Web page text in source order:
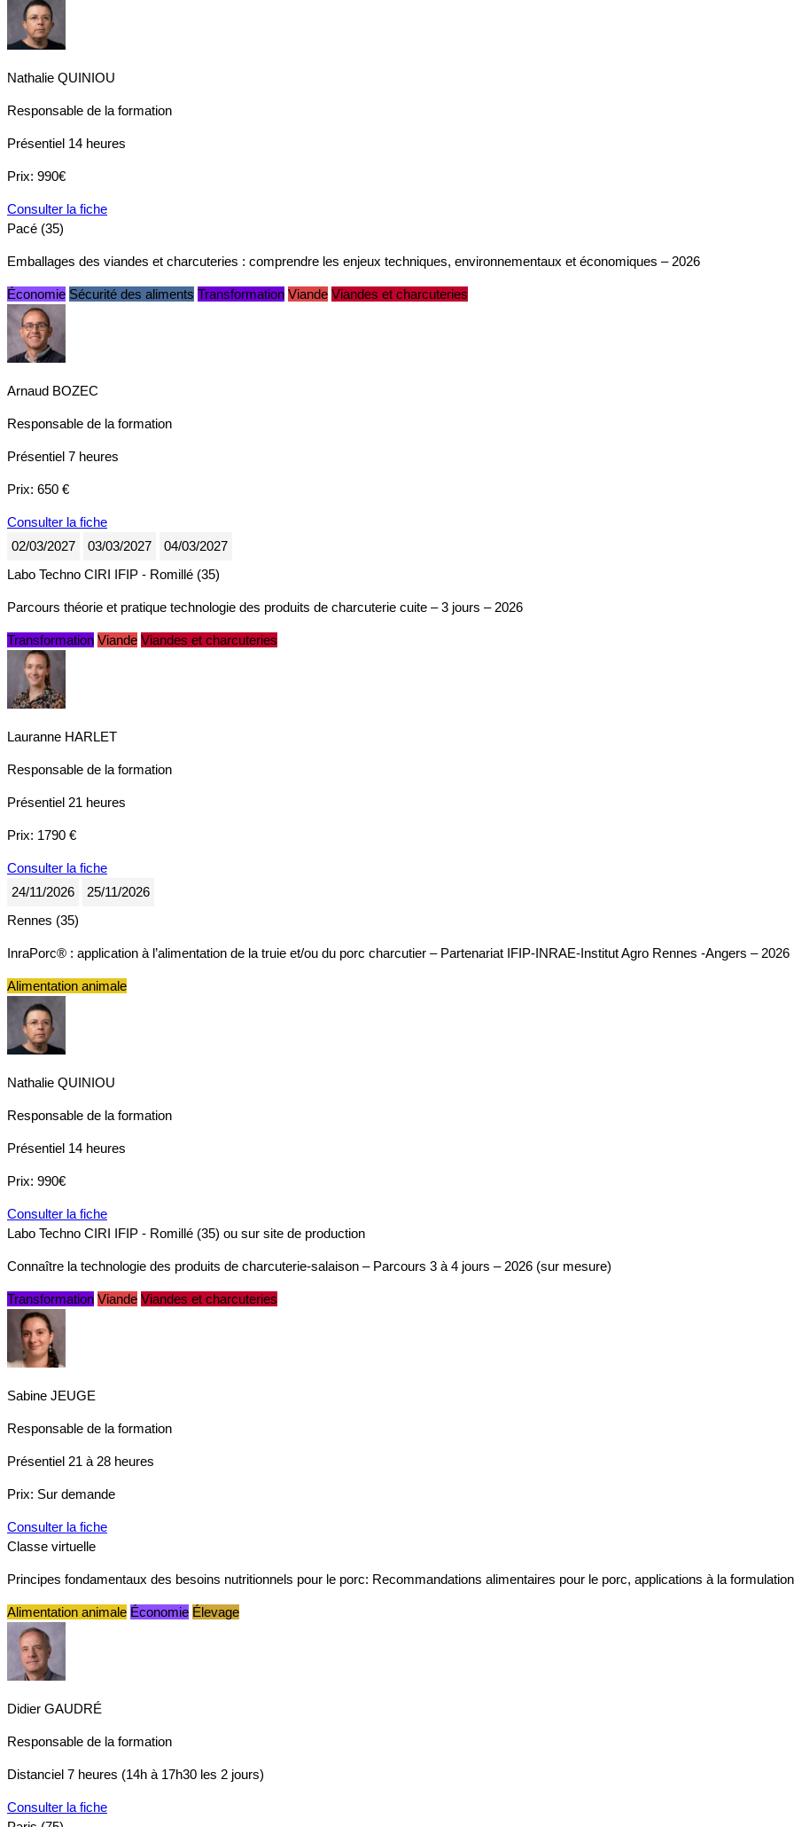
Nathalie QUINIOU
Responsable de la formation
Présentiel 14 heures
Prix: 990€
Consulter la fiche
Pacé (35)
Emballages des viandes et charcuteries : comprendre les enjeux techniques, environnementaux et économiques – 2026
Économie Sécurité des aliments Transformation Viande Viandes et charcuteries
Arnaud BOZEC
Responsable de la formation
Présentiel 7 heures
Prix: 650 €
Consulter la fiche
02/03/2027
03/03/2027
04/03/2027
Labo Techno CIRI IFIP - Romillé (35)
Parcours théorie et pratique technologie des produits de charcuterie cuite – 3 jours – 2026
Transformation Viande Viandes et charcuteries
Lauranne HARLET
Responsable de la formation
Présentiel 21 heures
Prix: 1790 €
Consulter la fiche
24/11/2026
25/11/2026
Rennes (35)
InraPorc® : application à l’alimentation de la truie et/ou du porc charcutier – Partenariat IFIP-INRAE-Institut Agro Rennes -Angers – 2026
Alimentation animale
Nathalie QUINIOU
Responsable de la formation
Présentiel 14 heures
Prix: 990€
Consulter la fiche
Labo Techno CIRI IFIP - Romillé (35) ou sur site de production
Connaître la technologie des produits de charcuterie-salaison – Parcours 3 à 4 jours – 2026 (sur mesure)
Transformation Viande Viandes et charcuteries
Sabine JEUGE
Responsable de la formation
Présentiel 21 à 28 heures
Prix: Sur demande
Consulter la fiche
Classe virtuelle
Principes fondamentaux des besoins nutritionnels pour le porc: Recommandations alimentaires pour le porc, applications à la
Alimentation animale Économie Élevage
Didier GAUDRÉ
Responsable de la formation
Distanciel 7 heures (14h à 17h30 les 2 jours)
Consulter la fiche